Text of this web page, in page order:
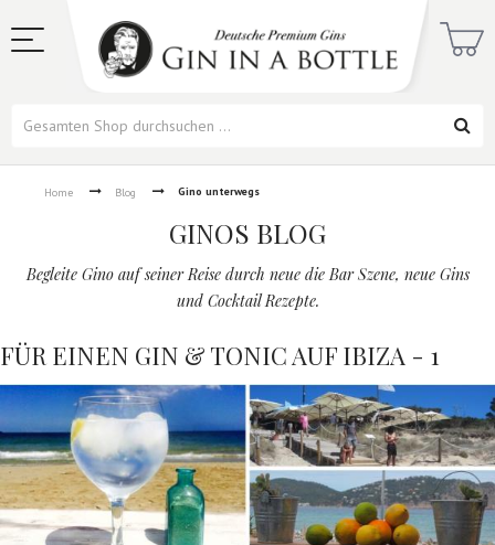
Home Blog Gino unterwegs
GINOS BLOG
Begleite Gino auf seiner Reise durch neue die Bar Szene, neue Gins
und Cocktail Rezepte.
FÜR EINEN GIN & TONIC AUF IBIZA - 1